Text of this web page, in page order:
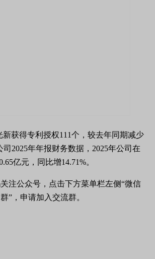
获得专利授权111个，较去年同期减少
司2025年年报财务数据，2025年公司在
亿元，同比增14.71%。
注公众号，点击下方菜单栏左侧“微信
群”，申请加入交流群。